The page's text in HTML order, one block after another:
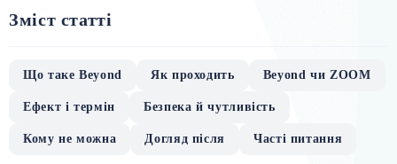
Зміст статті
Що таке Beyond Як проходить Beyond чи ZOOM
Ефект і термін Безпека й чутливість
Кому не можна Догляд після Часті питання